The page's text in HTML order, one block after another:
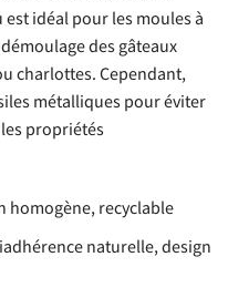
idéal pour les moules à
des gâteaux
charlottes. Cependant,
métalliques pour éviter
propriétés
homogène, recyclable
naturelle, design